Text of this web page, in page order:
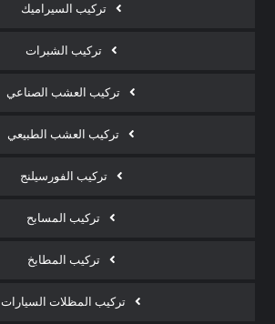
تركيب السيراميك
تركيب الشبرات
تركيب العشب الصناعي
تركيب العشب الطبيعي
تركيب الفورسيلنج
تركيب المسابح
تركيب المطابخ
تركيب المظلات السيارات